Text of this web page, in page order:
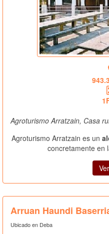
Agroturismo Arratzain, Casa
Agroturismo Arratzain es un
concretamente en
Arruan Haundi
Ubicado en Deba